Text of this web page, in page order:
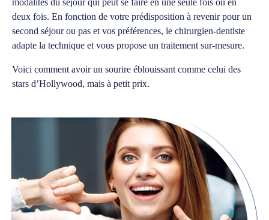
deux fois. En fonction de votre prédisposition à revenir pour un
second séjour ou pas et vos préférences, le chirurgien-dentiste
adapte la technique et vous propose un traitement sur-mesure.
Voici comment avoir un sourire éblouissant comme celui des
stars d’Hollywood, mais à petit prix.